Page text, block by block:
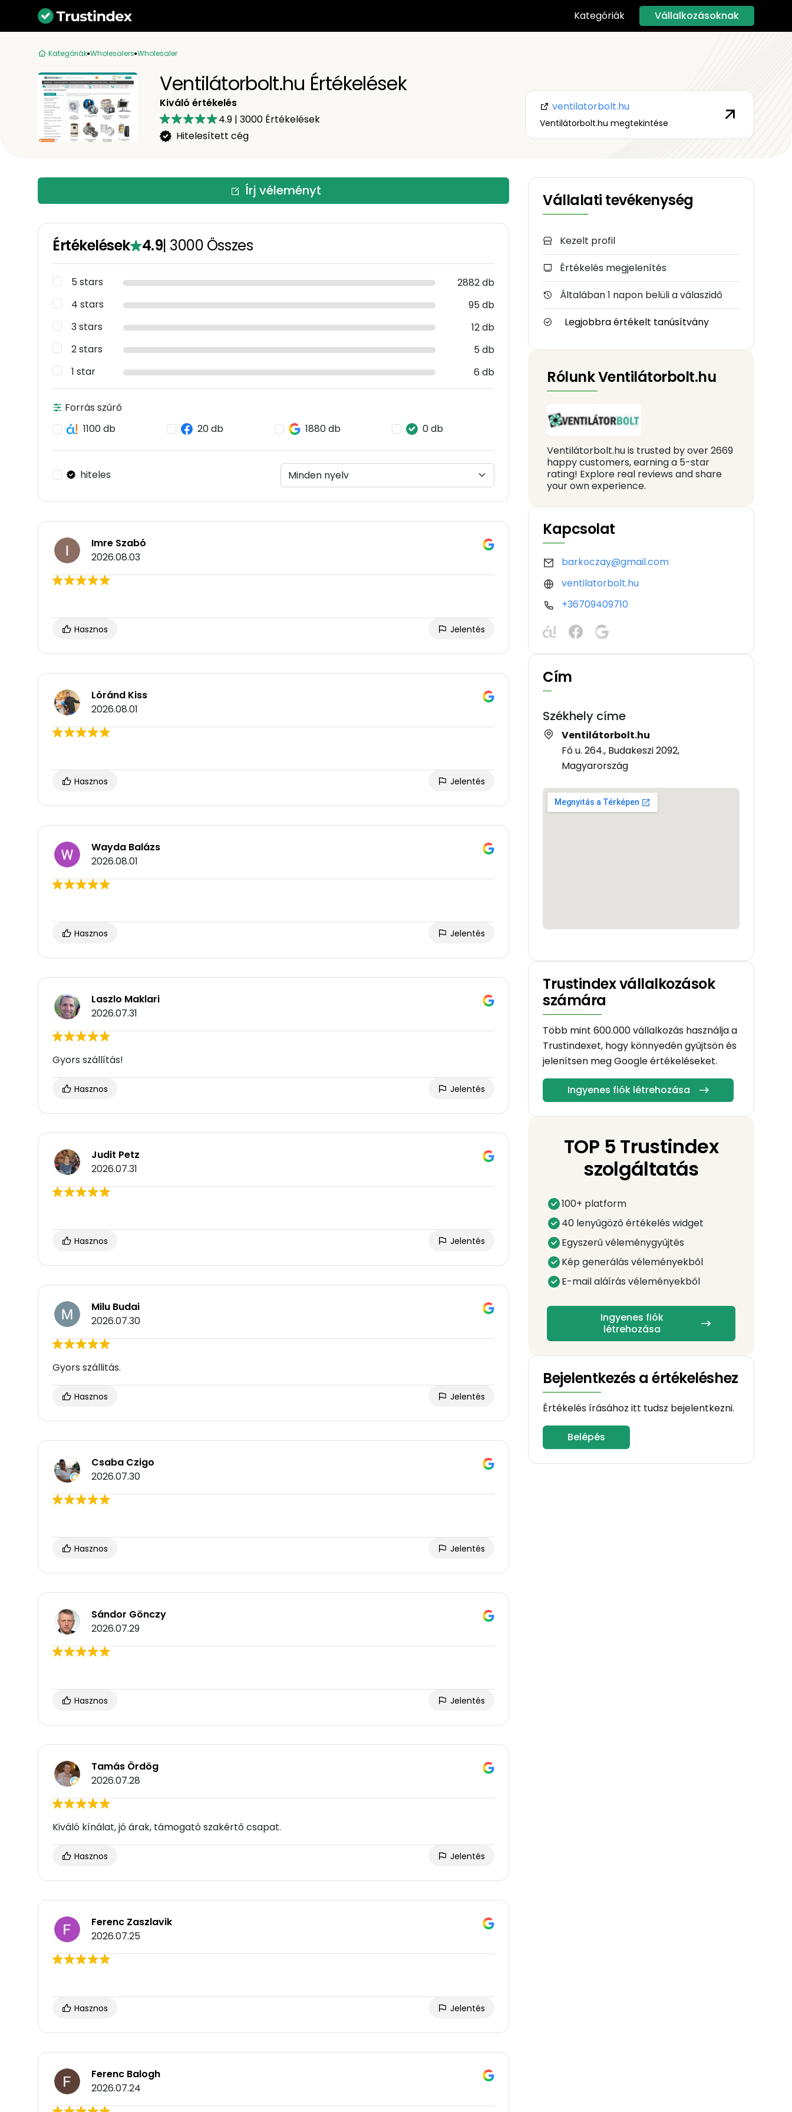
Kategóriák Vállalkozásoknak
Kategóriák Wholesalers Wholesaler
Ventilátorbolt.hu Értékelések
Kiváló értékelés
4.9 | 3000Értékelések
Hitelesített cég
ventilatorbolt.hu
Ventilátorbolt.hu megtekintése
Írj véleményt
Értékelések 4.9| 3000 Összes
5 stars
2882 db
4 stars
95 db
3 stars
12 db
2 stars
5 db
1 star
6 db
Forrás szűrő
1100 db
20 db 1880 db 0 db
hiteles
Imre Szabó
2026.08.03
Hasznos Jelentés
Lóránd Kiss
2026.08.01
Hasznos Jelentés
Wayda Balázs
2026.08.01
Hasznos Jelentés
Laszlo Maklari
2026.07.31
Gyors szállítás!
Hasznos Jelentés
Judit Petz
2026.07.31
Hasznos Jelentés
Milu Budai
2026.07.30
Gyors szállitás.
Hasznos Jelentés
Csaba Czigo
2026.07.30
Hasznos Jelentés
Sándor Gönczy
2026.07.29
Hasznos Jelentés
Tamás Ördög
2026.07.28
Kiváló kínálat, jó árak, támogató szakértő csapat.
Hasznos Jelentés
Ferenc Zaszlavik
2026.07.25
Hasznos Jelentés
Ferenc Balogh
2026.07.24
Vállalati tevékenység
Kezelt profil
Értékelés megjelenítés
Általában 1 napon belüli a válaszidő
Legjobbra értékelt tanúsítvány
Rólunk Ventilátorbolt.hu
Ventilátorbolt.hu is trusted by over 2669
happy customers, earning a 5-star
rating! Explore real reviews and share
your own experience.
Kapcsolat
barkoczay@gmail.com
ventilatorbolt.hu
+36709409710
Cím
Székhely címe
Ventilátorbolt.hu
Fő u. 264., Budakeszi 2092,
Magyarország
Trustindex vállalkozások
számára
Több mint 600.000 vállalkozás használja a
Trustindexet, hogy könnyedén gyűjtsön és
jelenítsen meg Google értékeléseket.
Ingyenes fiók létrehozása
TOP 5 Trustindex
szolgáltatás
100+ platform
40 lenyűgöző értékelés widget
Egyszerű véleménygyűjtés
Kép generálás véleményekből
E-mail aláírás véleményekből
Ingyenes fiók
létrehozása
Bejelentkezés a értékeléshez
Értékelés írásához itt tudsz bejelentkezni.
Belépés